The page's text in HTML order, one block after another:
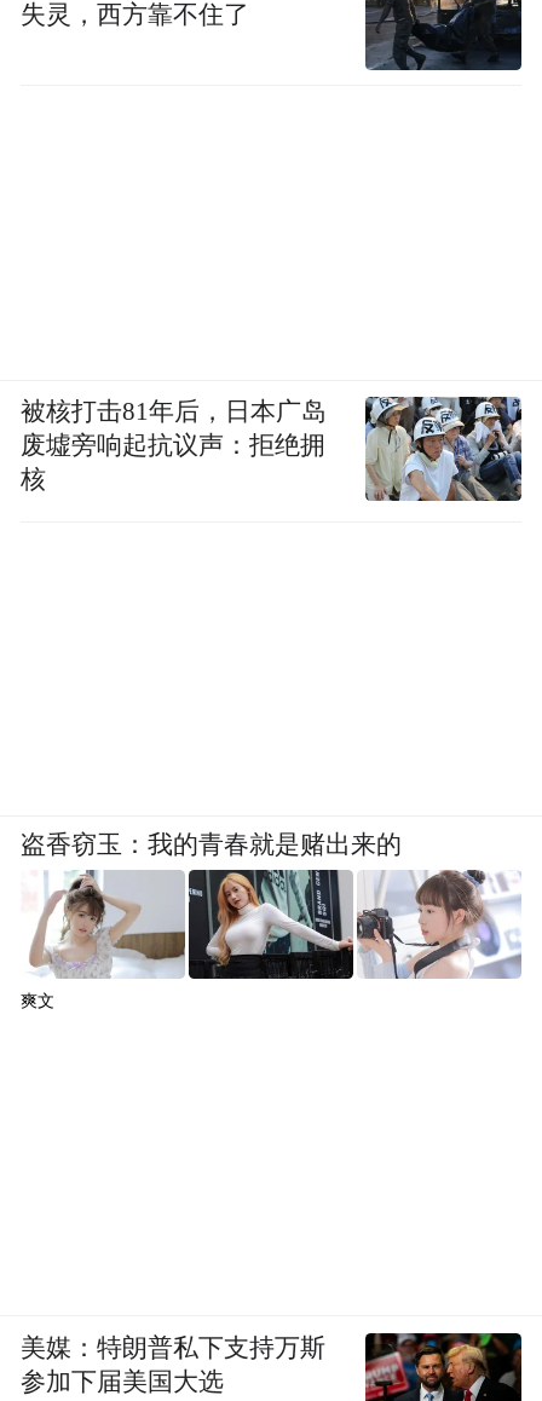
失灵，西方靠不住了
被核打击81年后，日本广岛
废墟旁响起抗议声：拒绝拥
核
盗香窃玉：我的青春就是赌出来的
爽文
美媒：特朗普私下支持万斯
参加下届美国大选